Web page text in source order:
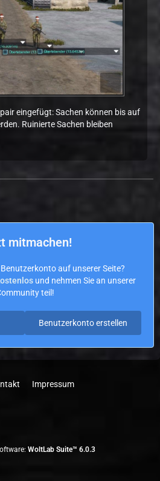
eingefügt: Sachen können bis auf
Ruinierte Sachen bleiben
mitmachen!
auf unserer Seite?
und nehmen Sie an unserer
teil!
Benutzerkonto erstellen
Impressum
WoltLab Suite™ 6.0.3